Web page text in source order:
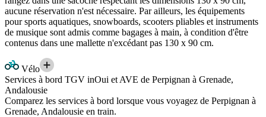
aucune réservation n'est nécessaire. Par ailleurs, les équipements
pour sports aquatiques, snowboards, scooters pliables et instruments
de musique sont admis comme bagages à main, à condition d'être
contenus dans une mallette n'excédant pas 130 x 90 cm.
Vélo
Services à bord TGV inOui et AVE de Perpignan à Grenade,
Andalousie
Comparez les services à bord lorsque vous voyagez de Perpignan à
Grenade, Andalousie en train.